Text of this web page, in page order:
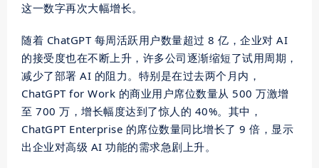
这一数字再次大幅增长。
随着 ChatGPT 每周活跃用户数量超过 8 亿，企业对 AI
的接受度也在不断上升，许多公司逐渐缩短了试用周期，
减少了部署 AI 的阻力。特别是在过去两个月内，
ChatGPT for Work 的商业用户席位数量从 500 万激增
至 700 万，增长幅度达到了惊人的 40%。其中，
ChatGPT Enterprise 的席位数量同比增长了 9 倍，显示
出企业对高级 AI 功能的需求急剧上升。